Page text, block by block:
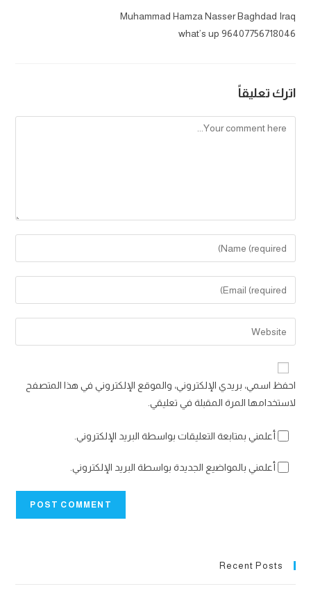
Muhammad Hamza Nasser Baghdad Iraq
96407756718046 what’s up
اترك تعليقاً
Comment
your
name
comment
your
email
address
comment
your
website
احفظ اسمي، بريدي الإلكتروني، والموقع الإلكتروني في هذا المتصفح
لاستخدامها المرة المقبلة في تعليقي.
أعلمني بمتابعة التعليقات بواسطة البريد الإلكتروني.
أعلمني بالمواضيع الجديدة بواسطة البريد الإلكتروني.
Recent Posts